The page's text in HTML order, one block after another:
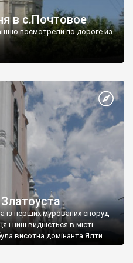
в с.Почтовое
посмотрели по дороге из
із перших мурованих споруд
нині видніється в місті
висотна домінанта Ялти.